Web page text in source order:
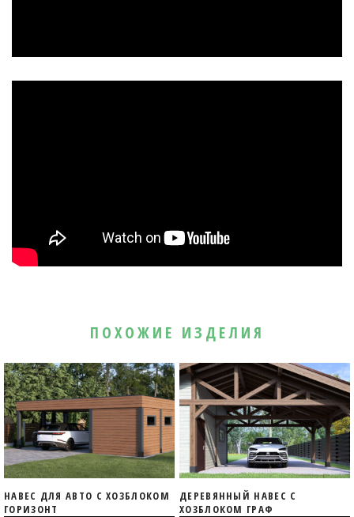
ПОХОЖИЕ ИЗДЕЛИЯ
НАВЕС ДЛЯ АВТО С ХОЗБЛОКОМ
ГОРИЗОНТ
ДЕРЕВЯННЫЙ НАВЕС С
ХОЗБЛОКОМ ГРАФ